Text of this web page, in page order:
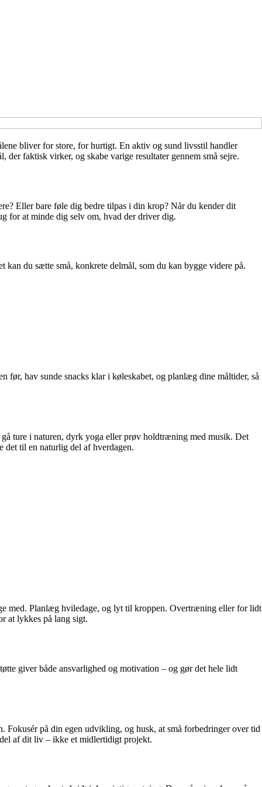
bliver for store, for hurtigt. En aktiv og sund livsstil handler
faktisk virker, og skabe varige resultater gennem små sejre.
Eller bare føle dig bedre tilpas i din krop? Når du kender dit
for at minde dig selv om, hvad der driver dig.
kan du sætte små, konkrete delmål, som du kan bygge videre på.
før, hav sunde snacks klar i køleskabet, og planlæg dine måltider, så
ture i naturen, dyrk yoga eller prøv holdtræning med musik. Det
til en naturlig del af hverdagen.
med. Planlæg hviledage, og lyt til kroppen. Overtræning eller for lidt
at lykkes på lang sigt.
giver både ansvarlighed og motivation – og gør det hele lidt
på din egen udvikling, og husk, at små forbedringer over tid
af dit liv – ikke et midlertidigt projekt.